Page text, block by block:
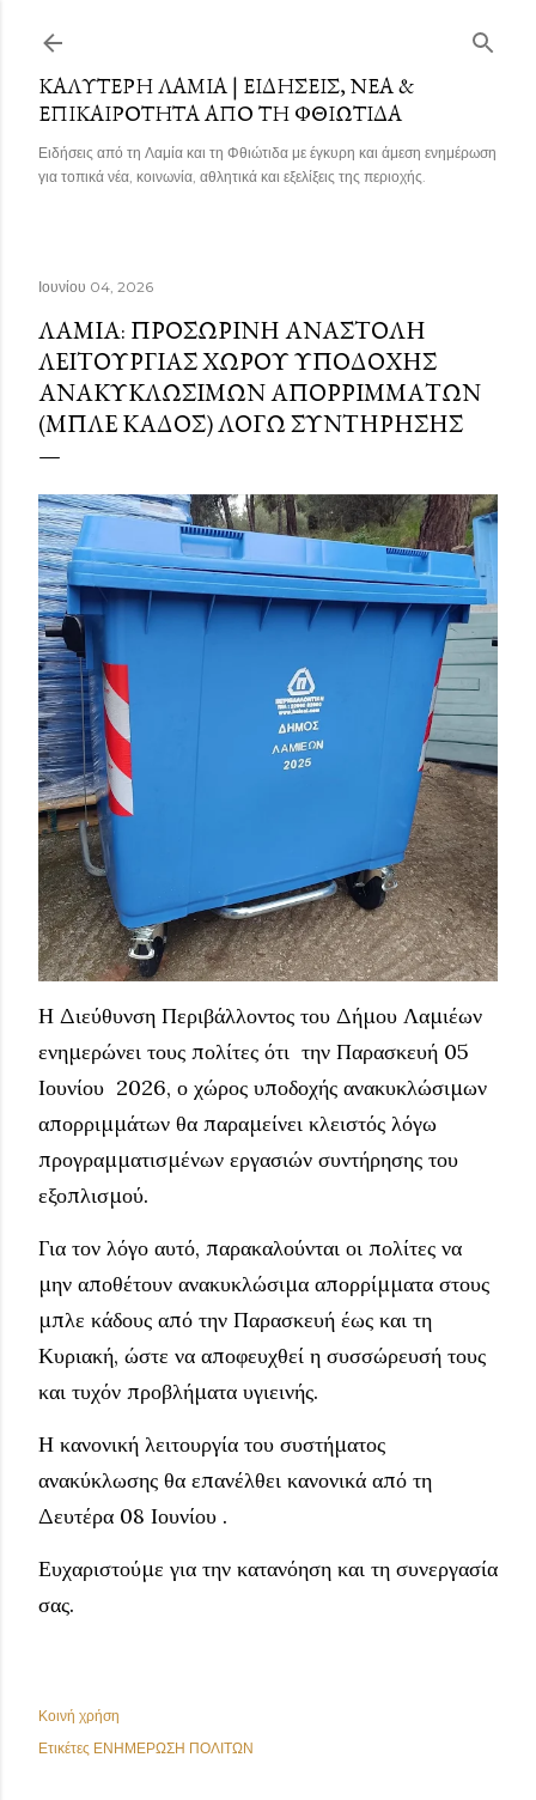
ΚΑΛΎΤΕΡΗ ΛΑΜΊΑ | ΕΙΔΉΣΕΙΣ, ΝΈΑ &
ΕΠΙΚΑΙΡΌΤΗΤΑ ΑΠΌ ΤΗ ΦΘΙΏΤΙΔΑ
Ειδήσεις από τη Λαμία και τη Φθιώτιδα με έγκυρη και άμεση ενημέρωση
για τοπικά νέα, κοινωνία, αθλητικά και εξελίξεις της περιοχής.
Ιουνίου 04, 2026
ΛΑΜΊΑ: ΠΡΟΣΩΡΙΝΉ ΑΝΑΣΤΟΛΉ
ΛΕΙΤΟΥΡΓΊΑΣ ΧΏΡΟΥ ΥΠΟΔΟΧΉΣ
ΑΝΑΚΥΚΛΏΣΙΜΩΝ ΑΠΟΡΡΙΜΜΆΤΩΝ
(ΜΠΛΕ ΚΆΔΟΣ) ΛΌΓΩ ΣΥΝΤΉΡΗΣΗΣ
Η Διεύθυνση Περιβάλλοντος του Δήμου Λαμιέων
ενημερώνει τους πολίτες ότι την Παρασκευή 05
Ιουνίου 2026, ο χώρος υποδοχής ανακυκλώσιμων
απορριμμάτων θα παραμείνει κλειστός λόγω
προγραμματισμένων εργασιών συντήρησης του
εξοπλισμού.
Για τον λόγο αυτό, παρακαλούνται οι πολίτες να
μην αποθέτουν ανακυκλώσιμα απορρίμματα στους
μπλε κάδους από την Παρασκευή έως και τη
Κυριακή, ώστε να αποφευχθεί η συσσώρευσή τους
και τυχόν προβλήματα υγιεινής.
Η κανονική λειτουργία του συστήματος
ανακύκλωσης θα επανέλθει κανονικά από τη
Δευτέρα 08 Ιουνίου .
Ευχαριστούμε για την κατανόηση και τη συνεργασία
σας.
Κοινή χρήση
Ετικέτες ΕΝΗΜΕΡΩΣΗ ΠΟΛΙΤΩΝ